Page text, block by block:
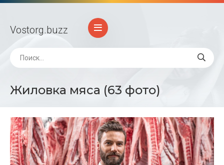
Vostorg.buzz
Жиловка мяса (63 фото)